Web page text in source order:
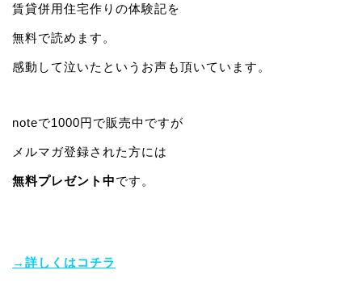
賃貸併用住宅作りの体験記を
無料で読めます。
感動して泣いたというお声も頂いています。
noteで1000円で販売中ですが
メルマガ登録された方には
無料プレゼント中です。
→詳しくはコチラ